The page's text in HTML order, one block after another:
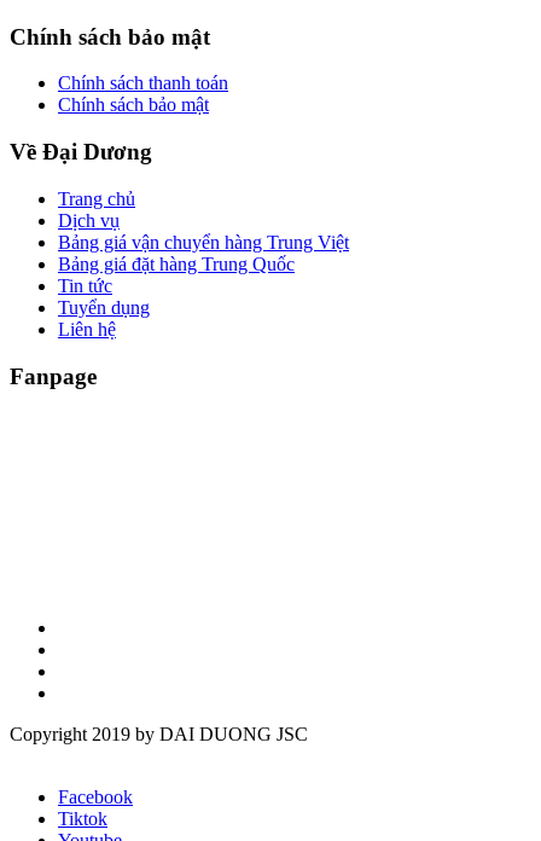
Chính sách bảo mật
Chính sách thanh toán
Chính sách bảo mật
Về Đại Dương
Trang chủ
Dịch vụ
Bảng giá vận chuyển hàng Trung Việt
Bảng giá đặt hàng Trung Quốc
Tin tức
Tuyển dụng
Liên hệ
Fanpage
Copyright 2019 by DAI DUONG JSC
Facebook
Tiktok